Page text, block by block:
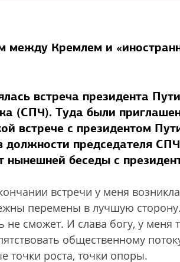
между Кремлем и
встреча президента
(СПЧ). Туда были
встрече с президентом
председателя
нынешней беседы с
встречи у меня возникла
перемены в лучшую
не сможет. И слава богу, у меня
общественному
точки роста, точки опоры.